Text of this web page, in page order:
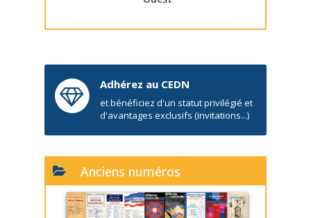
Adhérez au CEDN
et bénéficiez d'un statut privilégié et
d'avantages exclusifs (invitations...)
Anciens numéros